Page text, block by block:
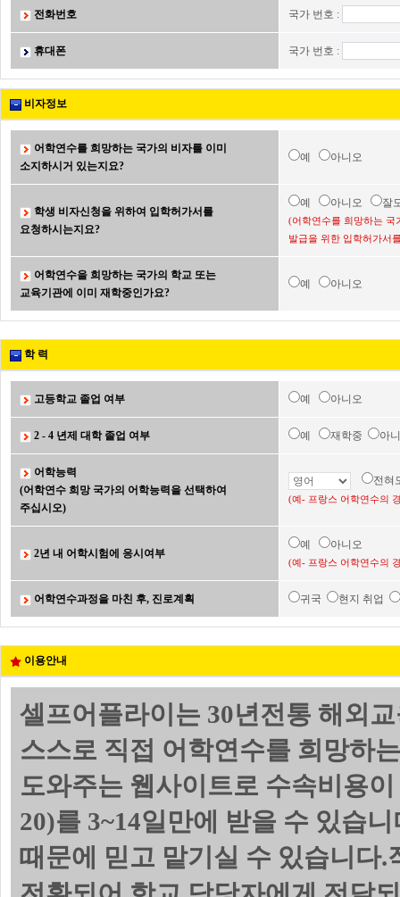
전화번호 국가 번호 :
휴대폰 국가 번호 :
비자정보
어학연수를 희망하는 국가의 비자를 이미
소지하시거 있는지요?
예 아니오
학생 비자신청을 위하여 입학허가서를
요청하시는지요?
예 아니오 잘
(어학연수를 희망하는 국
발급을 위한 입학허가서
어학연수을 희망하는 국가의 학교 또는
교육기관에 이미 재학중인가요?
예 아니오
학 력
고등학교 졸업 여부 예 아니오
2 - 4 년제 대학 졸업 여부 예 재학중 아
어학능력
(어학연수 희망 국가의 어학능력을 선택하여
주십시오)
전
(예- 프랑스 어학연수의
2년 내 어학시험에 응시여부
예 아니오
(예- 프랑스 어학연수의
어학연수과정을 마친 후, 진로계획 귀국 현지 취업
이용안내
셀프어플라이는 30년전통 해외
스스로 직접 어학연수를 희망하
도와주는 웹사이트로 수속비용
20)를 3~14일만에 받을 수 있습
때문에 믿고 맡기실 수 있습니다.